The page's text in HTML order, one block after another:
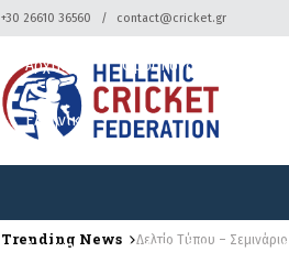
+30 26610 36560 contact@cricket.gr
Αρχική Ομοσπονδία
Αρχική Ομοσπονδία
Ελληνικά
Trending News Δελτίο Τύπου –